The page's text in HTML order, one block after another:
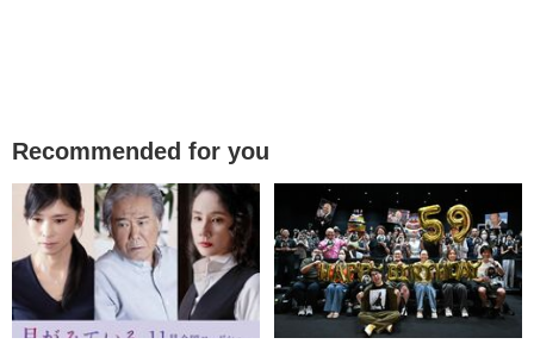
Recommended for you